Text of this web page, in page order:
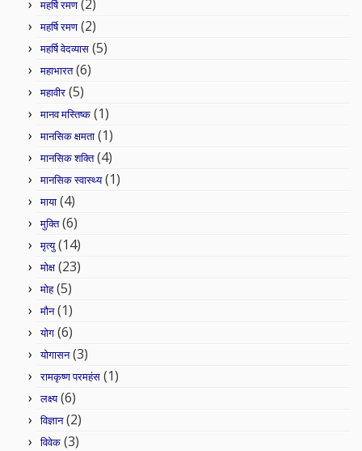
महर्षि रमण (2)
महर्षि रमण (2)
महर्षि वेदव्यास (5)
महाभारत(6)
महावीर (5)
मानव मस्तिष्क (1)
मानसिक क्षमता (1)
मानसिक शक्ति(4)
मानसिक स्वास्थ्य(1)
माया (4)
मुक्ति(6)
मृत्यु(14)
मोक्ष (23)
मोह(5)
मौन(1)
योग (6)
योगासन(3)
रामकृष्ण परमहंस (1)
लक्ष्य(6)
विज्ञान(2)
विवेक (3)